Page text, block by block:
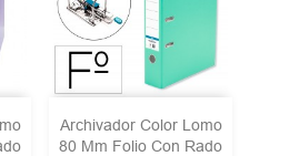
Archivador Color Lomo
80 Mm Folio Con Rado